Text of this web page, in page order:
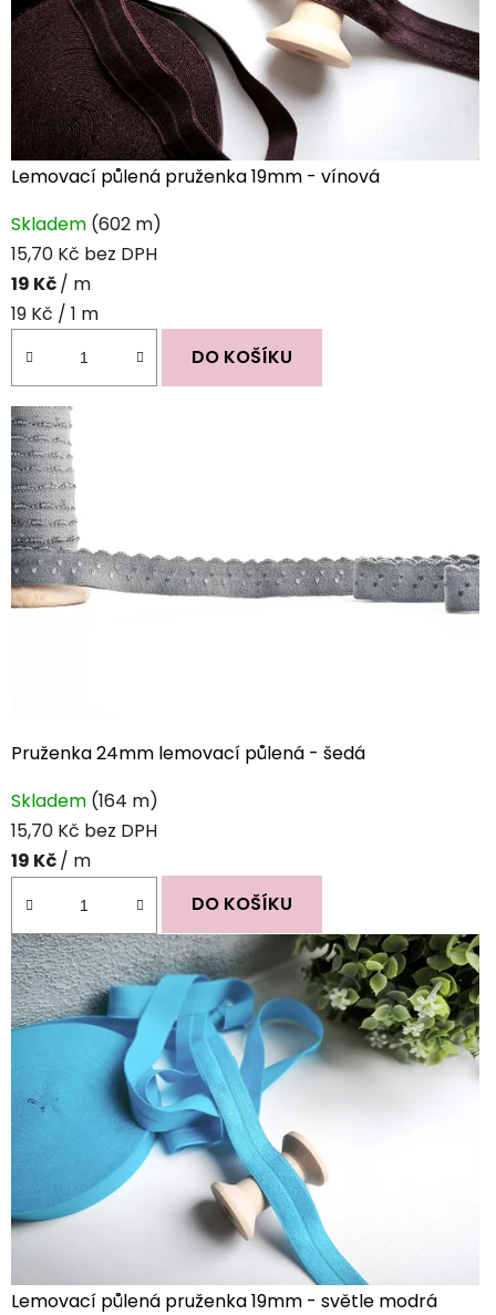
Lemovací půlená pruženka 19mm - vínová
Skladem (602 m)
15,70 Kč bez DPH
19 Kč/ m
Měrná
19 Kč / 1 m
DO KOŠÍKU
Pruženka 24mm lemovací půlená - šedá
hodnocení
produktu
je
5,0
z
5
hvězdiček.
Skladem (164 m)
15,70 Kč bez DPH
19 Kč/ m
DO KOŠÍKU
Lemovací půlená pruženka 19mm - světle modrá